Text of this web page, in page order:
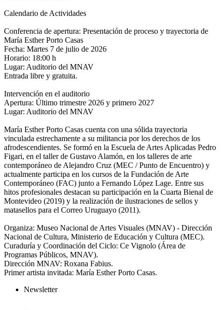
Calendario de Actividades
Conferencia de apertura: Presentación de proceso y trayectoria de
María Esther Porto Casas
Fecha: Martes 7 de julio de 2026
Horario: 18:00 h
Lugar: Auditorio del MNAV
Entrada libre y gratuita.
Intervención en el auditorio
Apertura: Último trimestre 2026 y primero 2027
Lugar: Auditorio del MNAV
María Esther Porto Casas cuenta con una sólida trayectoria
vinculada estrechamente a su militancia por los derechos de los
afrodescendientes. Se formó en la Escuela de Artes Aplicadas Pedro
Figari, en el taller de Gustavo Alamón, en los talleres de arte
contemporáneo de Alejandro Cruz (MEC / Punto de Encuentro) y
actualmente participa en los cursos de la Fundación de Arte
Contemporáneo (FAC) junto a Fernando López Lage. Entre sus
hitos profesionales destacan su participación en la Cuarta Bienal de
Montevideo (2019) y la realización de ilustraciones de sellos y
matasellos para el Correo Uruguayo (2011).
Organiza: Museo Nacional de Artes Visuales (MNAV) - Dirección
Nacional de Cultura, Ministerio de Educación y Cultura (MEC).
Curaduría y Coordinación del Ciclo: Ce Vignolo (Área de
Programas Públicos, MNAV).
Dirección MNAV: Roxana Fabius.
Primer artista invitada: María Esther Porto Casas.
Newsletter